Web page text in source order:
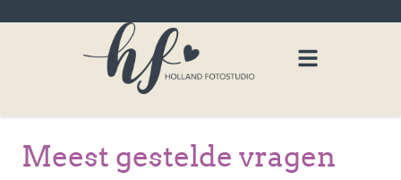
Meest gestelde vragen